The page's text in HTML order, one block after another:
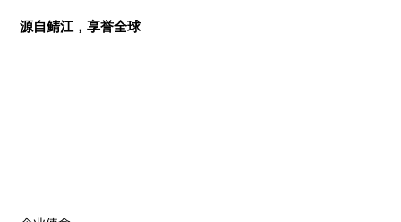
源自鲭江，享誉全球